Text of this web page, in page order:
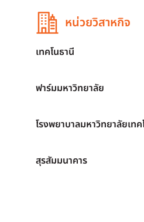
หน่วยวิสาหกิจ
เทคโนธานี
ฟาร์มมหาวิทยาลัย
โรงพยาบาลมหาวิทยาลัยเทค
สุรสัมมนาคาร